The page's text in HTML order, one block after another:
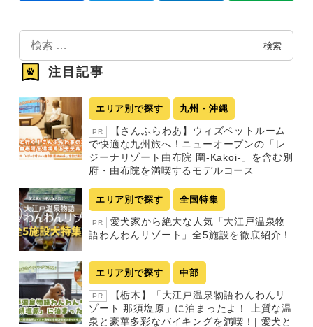
索
検索
注目記事
エリア別で探す 九州・沖縄
PR
【さんふらわあ】ウィズペットルーム
で快適な九州旅へ！ニューオープンの「レ
ジーナリゾート由布院 圍-Kakoi-」を含む別
府・由布院を満喫するモデルコース
エリア別で探す 全国特集
PR
愛犬家から絶大な人気「大江戸温泉物
語わんわんリゾート」全5施設を徹底紹介！
エリア別で探す 中部
PR
【栃木】「大江戸温泉物語わんわんリ
ゾート 那須塩原」に泊まったよ！ 上質な温
泉と豪華多彩なバイキングを満喫！| 愛犬と